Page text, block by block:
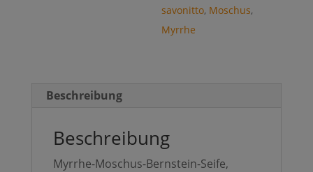
savonitto, Moschus,
Myrrhe
Beschreibung
Beschreibung
Myrrhe-Moschus-Bernstein-Seife,